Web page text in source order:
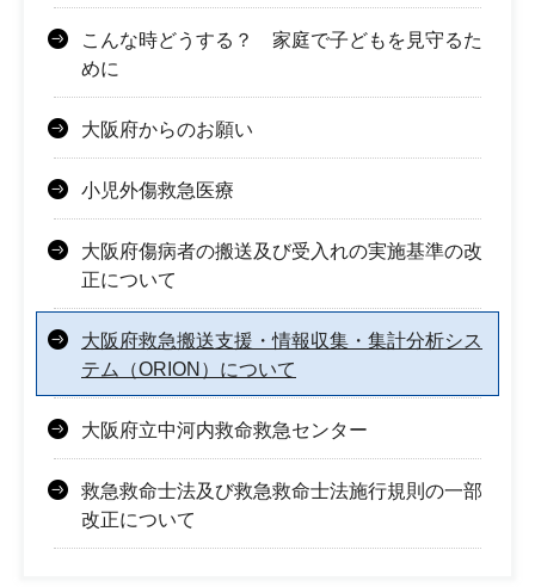
こんな時どうする？ 家庭で子どもを見守るた
めに
大阪府からのお願い
小児外傷救急医療
大阪府傷病者の搬送及び受入れの実施基準の改
正について
大阪府救急搬送支援・情報収集・集計分析シス
テム（ORION）について
大阪府立中河内救命救急センター
救急救命士法及び救急救命士法施行規則の一部
改正について